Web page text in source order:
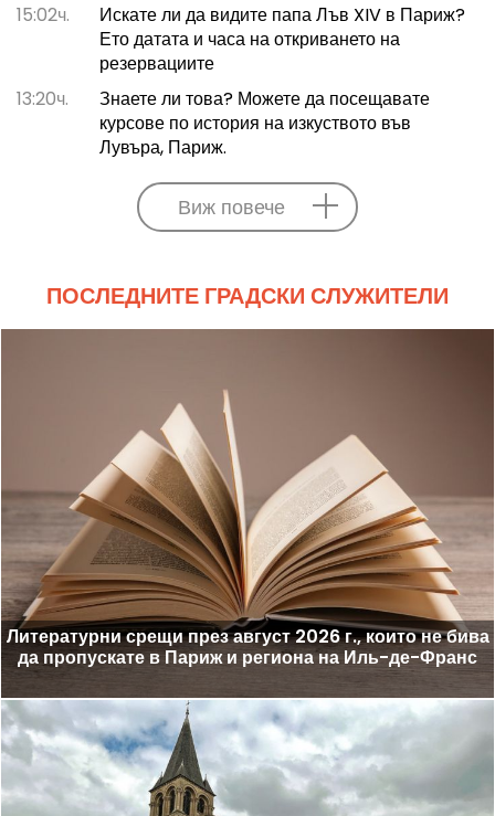
15:02ч.
Искате ли да видите папа Лъв XIV в Париж?
Ето датата и часа на откриването на
резервациите
13:20ч.
Знаете ли това? Можете да посещавате
курсове по история на изкуството във
Лувъра, Париж.
Виж повече
ПОСЛЕДНИТЕ ГРАДСКИ СЛУЖИТЕЛИ
Литературни срещи през август 2026 г., които не бива
да пропускате в Париж и региона на Иль-де-Франс